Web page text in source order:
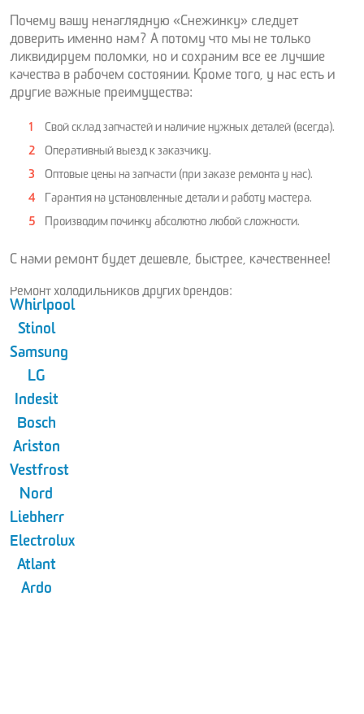
Почему вашу ненаглядную «Снежинку» следует
доверить именно нам? А потому что мы не только
ликвидируем поломки, но и сохраним все ее лучшие
качества в рабочем состоянии. Кроме того, у нас есть и
другие важные преимущества:
Свой склад запчастей и наличие нужных деталей (всегда).
Оперативный выезд к заказчику.
Оптовые цены на запчасти (при заказе ремонта у нас).
Гарантия на установленные детали и работу мастера.
Производим починку абсолютно любой сложности.
С нами ремонт будет дешевле, быстрее, качественнее!
Ремонт холодильников других брендов:
Whirlpool
Stinol
Samsung
LG
Indesit
Bosch
Ariston
Vestfrost
Nord
Liebherr
Electrolux
Atlant
Ardo